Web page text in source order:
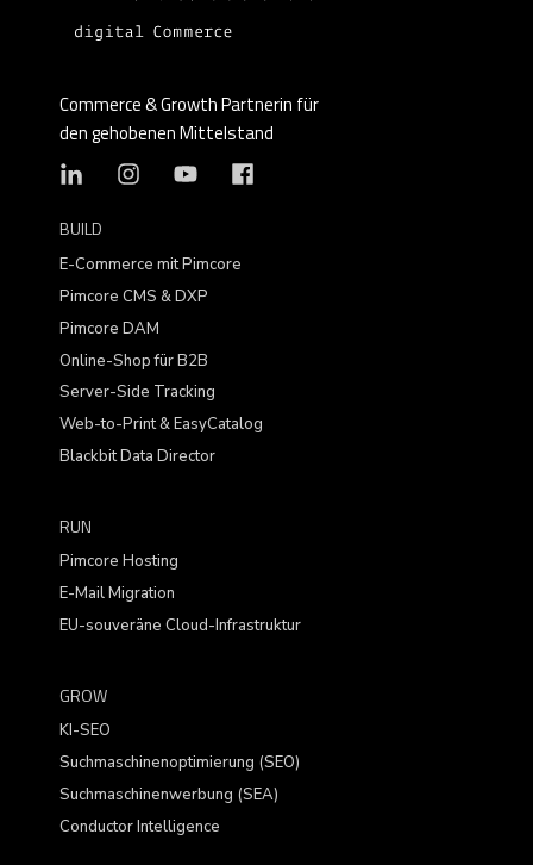
Commerce & Growth Partnerin für
den gehobenen Mittelstand
BUILD
E-Commerce mit Pimcore
Pimcore CMS & DXP
Pimcore DAM
Online-Shop für B2B
Server-Side Tracking
Web-to-Print & EasyCatalog
Blackbit Data Director
RUN
Pimcore Hosting
E-Mail Migration
EU-souveräne Cloud-Infrastruktur
GROW
KI-SEO
Suchmaschinenoptimierung (SEO)
Suchmaschinenwerbung (SEA)
Conductor Intelligence